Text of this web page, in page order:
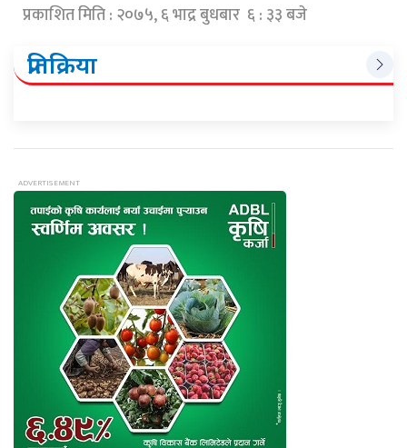
प्रकाशित मिति : २०७५, ६ भाद्र बुधबार ६ : ३३ बजे
प्रतिक्रिया